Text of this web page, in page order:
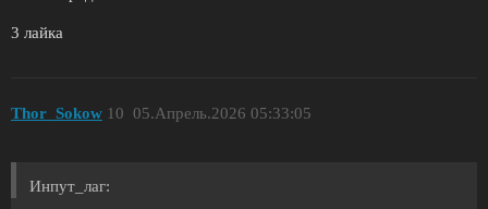
3 лайка
Thor_Sokow 05.Апрель.2026 05:33:05
10
Инпут_лаг: